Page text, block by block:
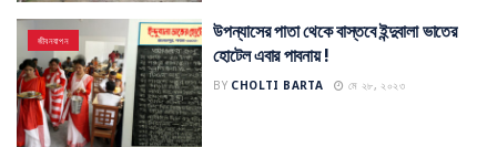
জীবনযাপন
উপন্যাসের পাতা থেকে বাস্তবে ইন্দুবালা ভাতের
হোটেল এবার পাবনায় !
BY CHOLTI BARTA মে ২৮, ২০২৩